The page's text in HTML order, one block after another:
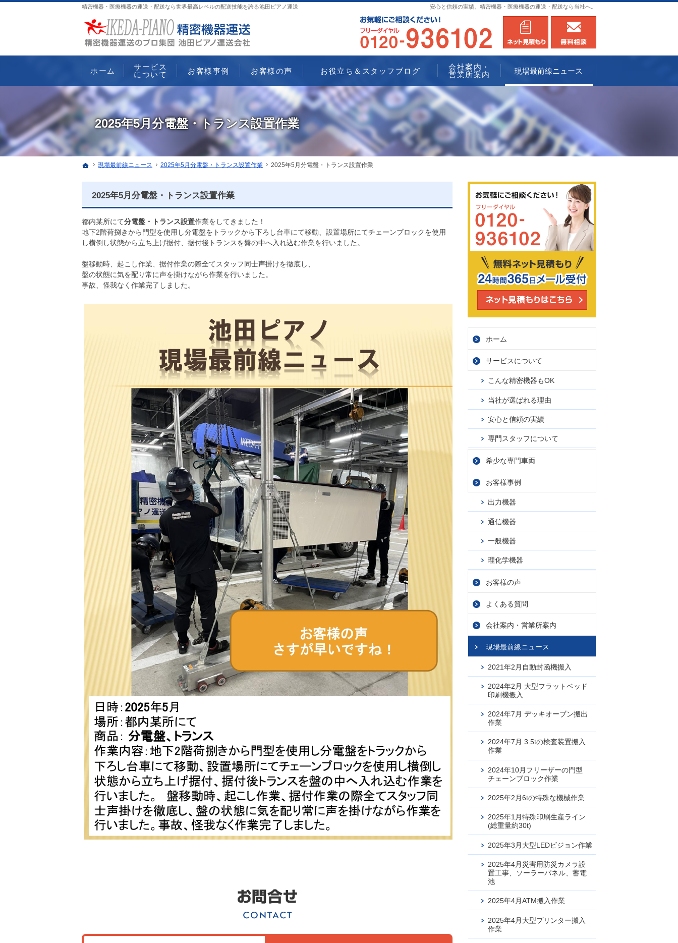
2025年5月分電盤・トランス設置作業
安心と信頼の実績。精密機器・医療機器の運送・配送なら当社へ。
精密機器・医療機器の運送・配送なら世界最高レベルの配送技能を誇る池田ピアノ運送
ホーム
現場最前線ニュース 2025年5月分電盤・トランス設置作業 2025年5月分電盤・トランス設置作業
2025年5月分電盤・トランス設置作業
都内某所にて分電盤・トランス設置作業をしてきました！
地下2階荷捌きから門型を使用し分電盤をトラックから下ろし台車にて移動、設置場所にてチェーンブロックを使用
し横倒し状態から立ち上げ据付、据付後トランスを盤の中へ入れ込む作業を行いました。
盤移動時、起こし作業、据付作業の際全てスタッフ同士声掛けを徹底し、
盤の状態に気を配り常に声を掛けながら作業を行いました。
事故、怪我なく作業完了しました。
お問合せ
ホーム
サービスについて
こんな精密機器もOK
当社が選ばれる理由
安心と信頼の実績
専門スタッフについて
希少な専門車両
お客様事例
出力機器
通信機器
一般機器
理化学機器
お客様の声
よくある質問
会社案内・ 営業所案内
現場最前線ニュース
2021年2月自動封函機搬入
2024年2月 大型フラットベッド
印刷機搬入
2024年7月 デッキオーブン搬出
作業
2024年7月 3.5tの検査装置搬入
作業
2024年10月フリーザーの門型
チェーンブロック作業
2025年2月6tの特殊な機械作業
2025年1月特殊印刷生産ライン
(総重量約30t)
2025年3月大型LEDビジョン作業
2025年4月災害用防災カメラ設
置工事、ソーラーパネル、蓄電
池
2025年4月ATM搬入作業
2025年4月大型プリンター搬入
作業
0120-936102
ホーム
サービス
について
お客様事例 お客様の声 お役立ち＆スタッフブログ
会社案内・
営業所案内
現場最前線ニュース